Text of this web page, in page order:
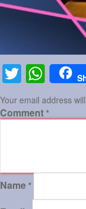
Twitter WhatsApp
Your email address
Comment *
Name *